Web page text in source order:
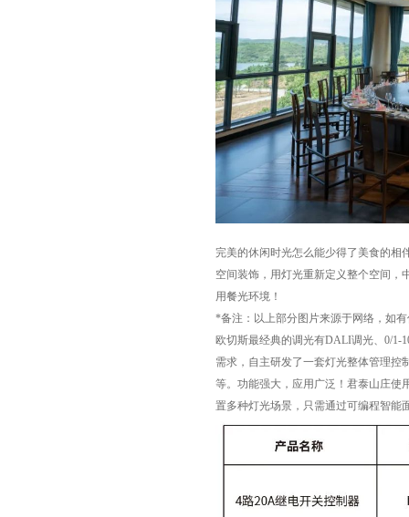
完美的休闲时光怎么能少得了美食的相
空间装饰，用灯光重新定义整个空间，
用餐光环境！
*备注：以上部分图片来源于网络，如
欧切斯最经典的调光有DALI调光、0/1-
需求，自主研发了一套灯光整体管理控
等。功能强大，应用广泛！君泰山庄使
置多种灯光场景，只需通过可编程智能